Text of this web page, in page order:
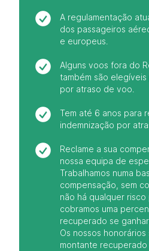
A regulamentação
dos passageiros
e europeus.
Alguns voos fora do
também são
por atraso de voo.
Tem até 6 anos para
indemnização por
Reclame a sua
nossa equipa de
Trabalhamos numa
compensação, sem
não há qualquer risco
cobramos uma
recuperado se
Os nossos
montante recuperado